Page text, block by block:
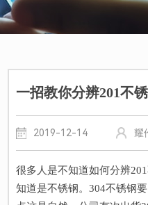
一招教你分辨201不
2019-12-14 耀
很多人是不知道如何分辨
知道是不锈钢。304不锈钢